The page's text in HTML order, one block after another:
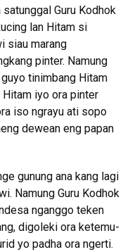
Guru Kodhok
lan Hitam si
siau marang
pinter. Namung
tinimbang Hitam
Hitam iyo ora pinter
iso ngrayu ati sopo
dewean eng papan
gunung ana kang lagi
Namung Guru Kodhok
nganggo teken
digoleki ora ketemu-
yo padha ora ngerti.